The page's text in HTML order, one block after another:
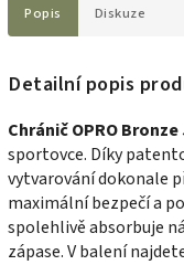
Popis Diskuze
Detailní popis
Chránič OPRO
sportovce. Díky
vytvarování dokonale
maximální bezpečí a
spolehlivě absorbuje
zápase. V balení